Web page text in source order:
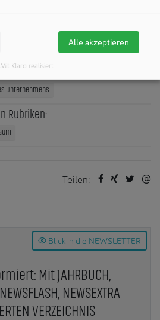
Unternehmens / Autors
Unternehmens
Rubriken:
Teilen:
Blick in die NEWSLETTER
Mit JAHRBUCH,
NEWSEXTRA
VERZEICHNIS
Alle akzeptieren
Mit Klaro realisiert